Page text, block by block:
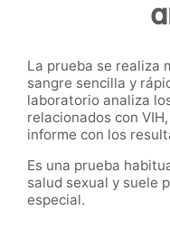
La prueba se realiza
sangre sencilla y
laboratorio analiza
relacionados con
informe con los
Es una prueba
salud sexual y suele
especial.